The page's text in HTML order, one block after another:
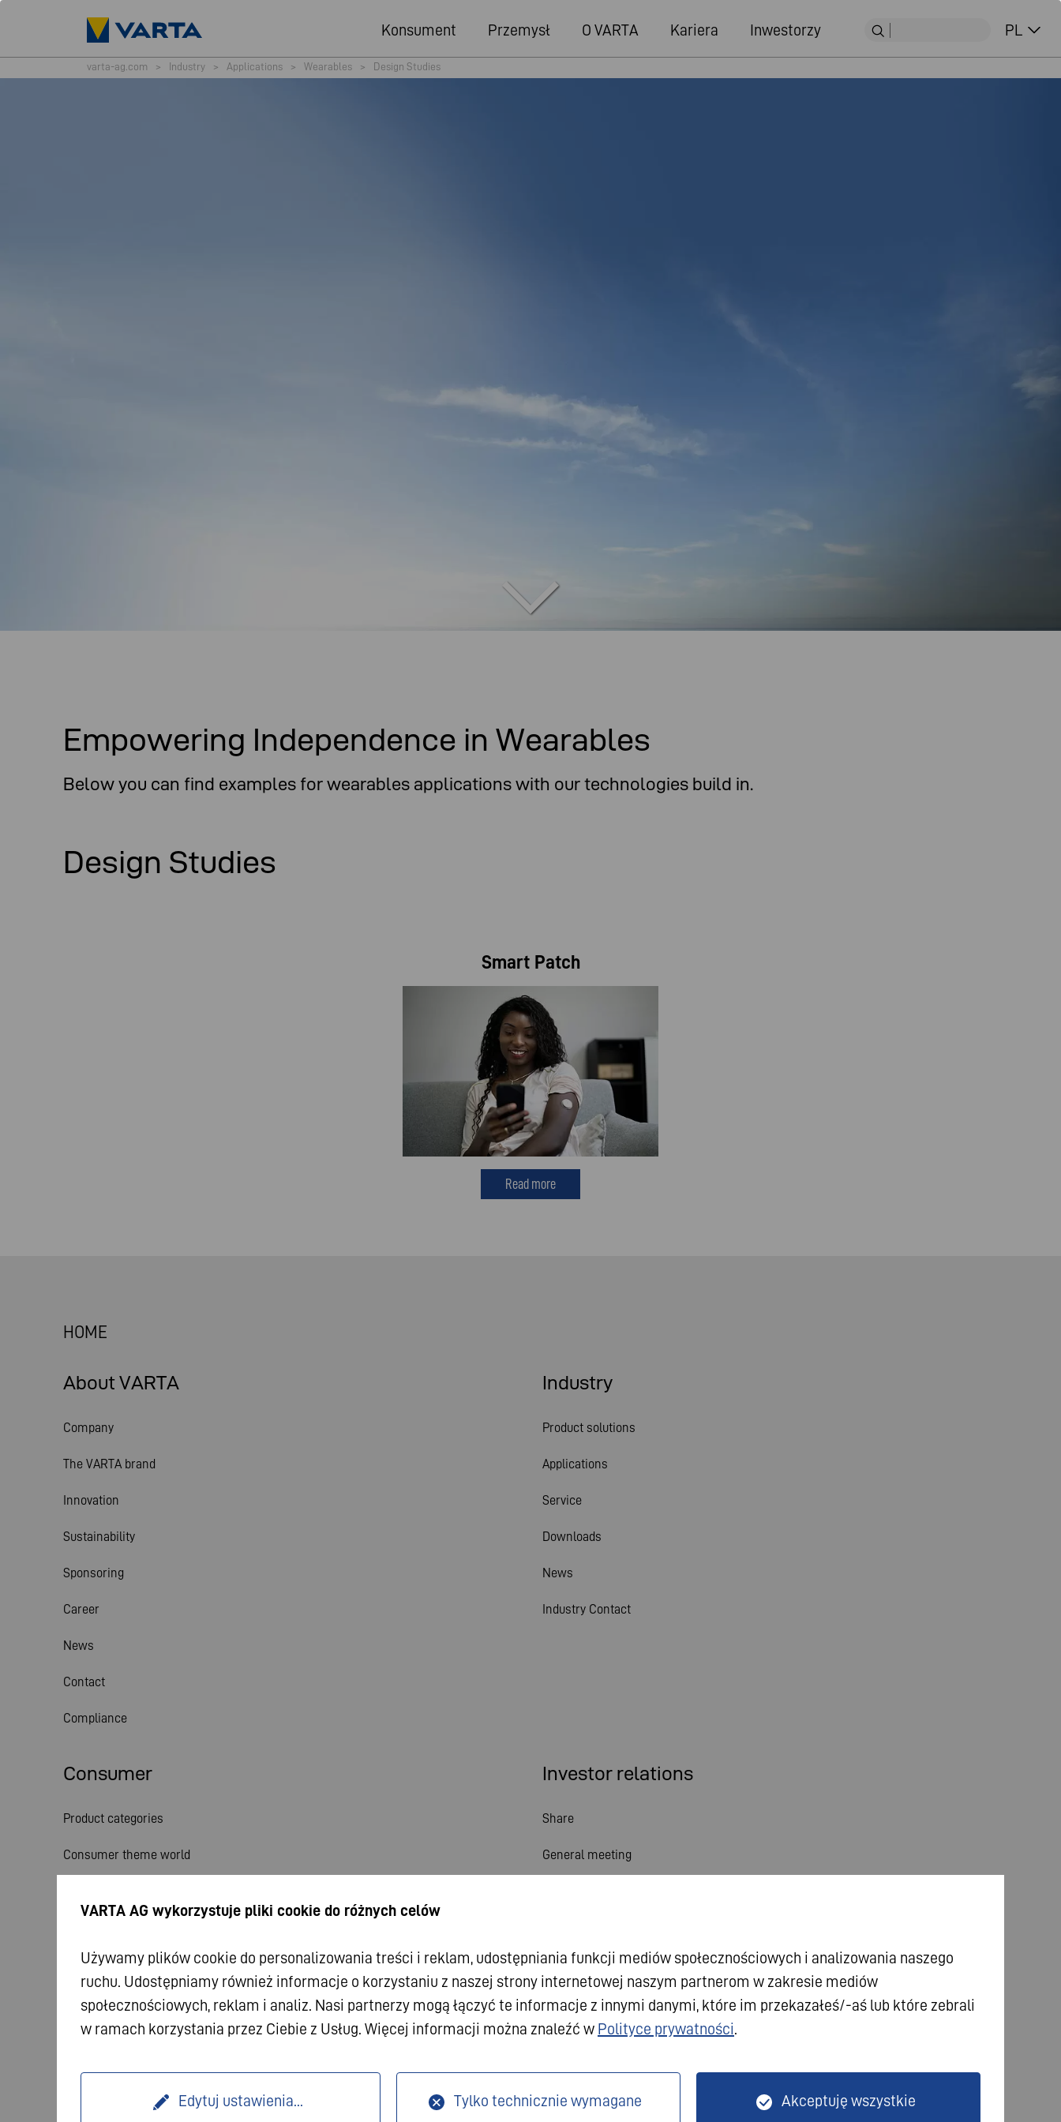
Konsument Przemysł O VARTA Kariera Inwestorzy PL
varta-ag.com > Industry > Applications > Wearables > Design Studies
Empowering Independence in Wearables
Below you can find examples for wearables applications with our technologies build in.
Design Studies
Smart Patch
Read more
HOME
About VARTA
Company
The VARTA brand
Innovation
Sustainability
Sponsoring
Career
News
Contact
Compliance
Consumer
Product categories
Consumer theme world
Industry
Product solutions
Applications
Service
Downloads
News
Industry Contact
Investor relations
Share
General meeting
Investor contact
Corporate governance
© 2026 VARTA AG. All rights reserved. Imprint Data Protection
Terms and Conditions
VARTA AG wykorzystuje pliki cookie do różnych celów
Używamy plików cookie do personalizowania treści i reklam, udostępniania funkcji mediów społecznościowych i analizowania naszego
ruchu. Udostępniamy również informacje o korzystaniu z naszej strony internetowej naszym partnerom w zakresie mediów
społecznościowych, reklam i analiz. Nasi partnerzy mogą łączyć te informacje z innymi danymi, które im przekazałeś/-aś lub które zebrali
w ramach korzystania przez Ciebie z Usług. Więcej informacji można znaleźć w Polityce prywatności.
Edytuj ustawienia... Tylko technicznie wymagane Akceptuję wszystkie